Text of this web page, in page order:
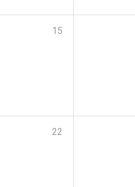
15
22